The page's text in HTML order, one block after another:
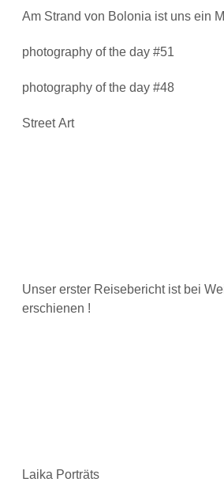
Am Strand von Bolonia ist uns ein
photography of the day #51
photography of the day #48
Street Art
Unser erster Reisebericht ist bei
erschienen !
Laika Porträts